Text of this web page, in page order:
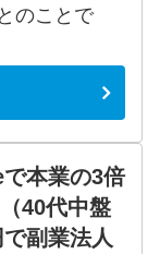
のことで
本業の3倍
40代中盤
副業法人